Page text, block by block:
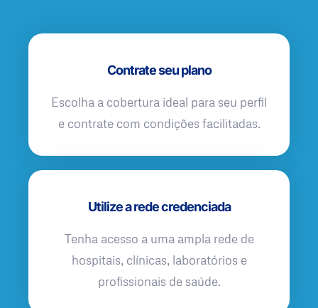
Contrate seu plano
Escolha a cobertura ideal para seu perfil
e contrate com condições facilitadas.
Utilize a rede credenciada
Tenha acesso a uma ampla rede de
hospitais, clínicas, laboratórios e
profissionais de saúde.